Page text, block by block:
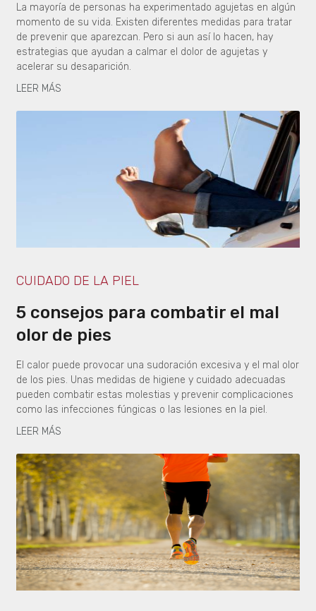
La mayoría de personas ha experimentado agujetas en algún
momento de su vida. Existen diferentes medidas para tratar
de prevenir que aparezcan. Pero si aun así lo hacen, hay
estrategias que ayudan a calmar el dolor de agujetas y
acelerar su desaparición.
LEER MÁS
CUIDADO DE LA PIEL
5 consejos para combatir el mal
olor de pies
El calor puede provocar una sudoración excesiva y el mal olor
de los pies. Unas medidas de higiene y cuidado adecuadas
pueden combatir estas molestias y prevenir complicaciones
como las infecciones fúngicas o las lesiones en la piel.
LEER MÁS